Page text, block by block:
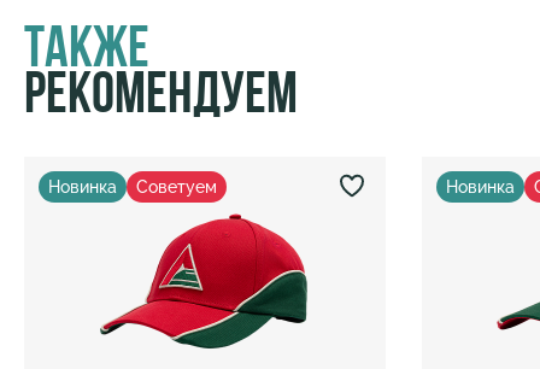
Также
Рекомендуем
Новинка Советуем Новинка